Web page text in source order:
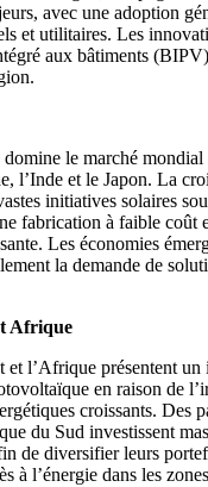
avec une adoption
et utilitaires. Les
aux bâtiments
le marché
l’Inde et le Japon. La
initiatives solaires
fabrication à faible coût
Les économies
la demande de
Afrique
l’Afrique présentent un
en raison de
croissants. Des
du Sud investissent
de diversifier leurs
à l’énergie dans les